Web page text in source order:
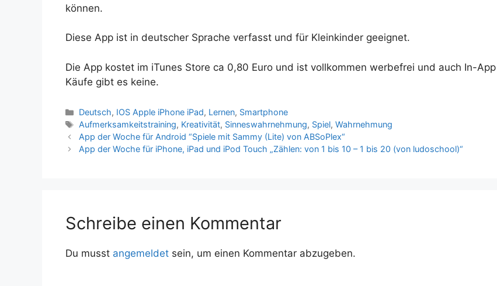
können.
Diese App ist in deutscher Sprache verfasst und für Kleinkinder geeignet.
Die App kostet im iTunes Store ca 0,80 Euro und ist vollkommen werbefrei und auch In-App
Käufe gibt es keine.
Kategorien
Deutsch, IOS Apple iPhone iPad, Lernen, Smartphone
Schlagwörter
Aufmerksamkeitstraining, Kreativität, Sinneswahrnehmung, Spiel,Wahrnehmung
App der Woche für Android “Spiele mit Sammy (Lite) von ABSoPlex“
App der Woche für iPhone, iPad und iPod Touch „Zählen: von 1 bis 10 – 1 bis 20 (von ludoschool)“
Schreibe einen Kommentar
Du musst angemeldet sein, um einen Kommentar abzugeben.